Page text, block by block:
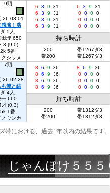
9頭
26.03.01
感涙！浩
5人
理 650
(9.0)
5番
グシラヌ
6 3 9
31
6
3 9
31
6
3 9
31
6
3 9 31
6 3 9
31
0 0 0 0
0 0 0 0
0 0 0 0
持ち時計
200
帯200
帯1267ダ3
帯1267ダ3
7頭
26.02.28
も俺と結
4人
一 660
(0.3)
1番
ノウンカ
8 6 9
36
8
6 9
36
8
6 9
36
8
6 9 36
8 6 9
36
0 0 0 0
0 0 0 0
0 0 0 0
持ち時計
200
帯200
帯1312ダ3
帯1312ダ3
における、過去1年以内の結果です。
んぽけ５５５08/07